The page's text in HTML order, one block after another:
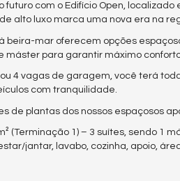
futuro com o Edifício Open,
alto luxo marca uma nova era na
beira-mar oferecem opções
máster para garantir máximo
ou 4 vagas de garagem, você terá
com tranquilidade.
de plantas dos nossos espaçosos
(Terminação 1) – 3 suítes, sendo 1
jantar, lavabo, cozinha, apoio,